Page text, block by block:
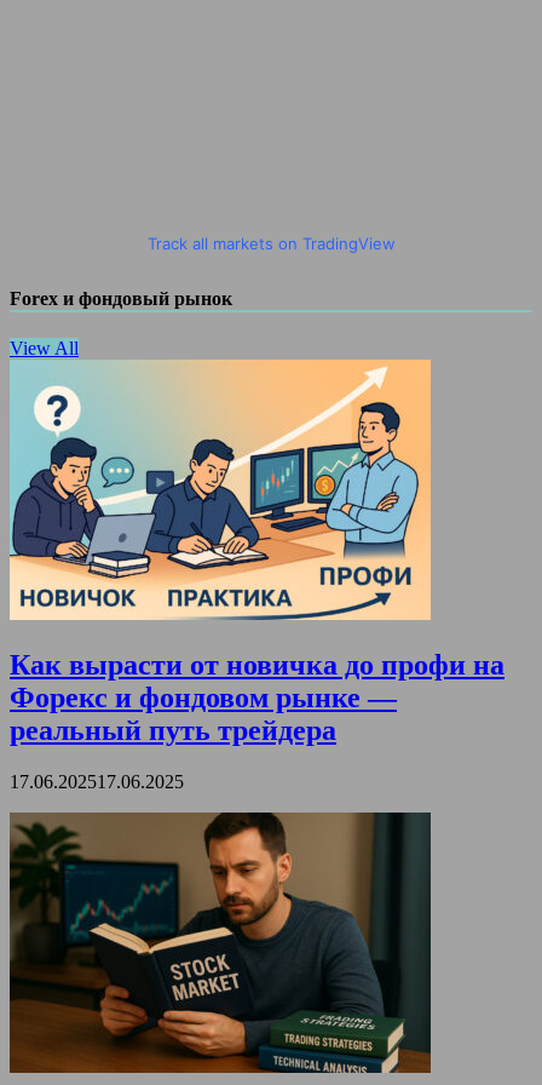
Track all markets on TradingView
Forex и фондовый рынок
View All
Как вырасти от новичка до профи на
Форекс и фондовом рынке —
реальный путь трейдера
17.06.202517.06.2025